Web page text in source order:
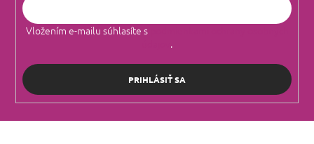
Vložením e-mailu súhlasíte s
.
PRIHLÁSIŤ SA